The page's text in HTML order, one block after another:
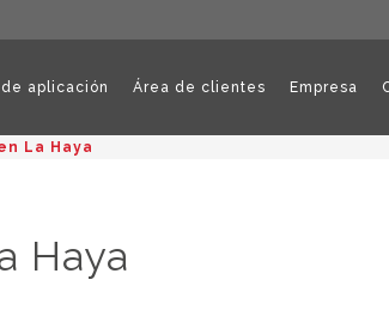
aplicación Área de clientes Empresa
La Haya
Haya